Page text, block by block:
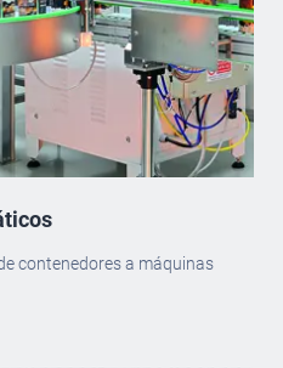
contenedores a máquinas